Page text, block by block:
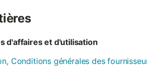
d'affaires et d'utilisation
Conditions générales des